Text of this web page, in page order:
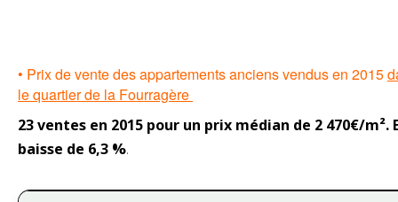
• Prix de vente des appartements anciens vendus en 2015
le quartier de la Fourragère
23 ventes en 2015 pour un prix médian de 2 470€/m².
baisse de 6,3 %.